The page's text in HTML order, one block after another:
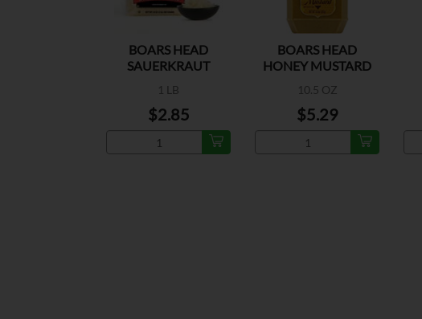
BOARS HEAD
SAUERKRAUT
1 LB
$2.85
BOARS HEAD
HONEY MUSTARD
10.5 OZ
$5.29